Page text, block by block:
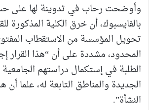
وأوضحت رحاب في تدوينة لها على
بالفايسبوك، أن خرق الكلية المذكورة
تحويل المؤسسة من الاستقطاب
المحدود، مشددة على أن “هذا القرار
الطلبة في إستكمال دراستهم
الجديدة والمناطق التابعة له، علما أن
النشأة”.